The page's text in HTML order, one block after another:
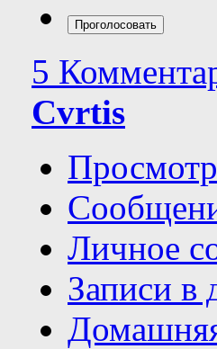
5
Cvrtis
Личное
Записи в